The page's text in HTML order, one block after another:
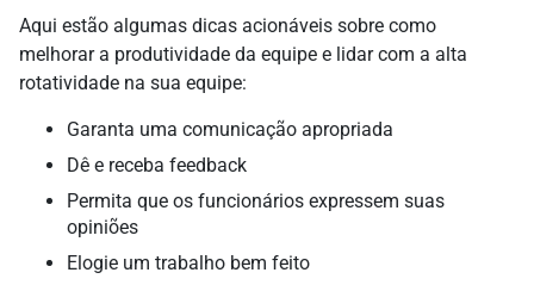
Aqui estão algumas dicas acionáveis sobre como
melhorar a produtividade da equipe e lidar com a alta
rotatividade na sua equipe:
Garanta uma comunicação apropriada
Dê e receba feedback
Permita que os funcionários expressem suas
opiniões
Elogie um trabalho bem feito